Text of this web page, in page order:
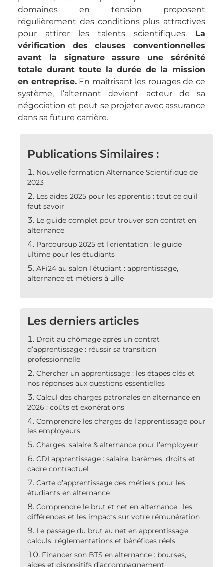
domaines en tension proposent
régulièrement des conditions plus attractives
pour attirer les talents scientifiques. La
vérification des clauses conventionnelles
avant la signature assure une sérénité
totale durant toute la durée de la mission
en entreprise.En maîtrisant les rouages de ce
système, l’alternant devient acteur de sa
négociation et peut se projeter avec assurance
dans sa future carrière.
Publications Similaires :
Nouvelle formation Alternance Scientifique de
2023
Les aides 2025 pour les apprentis : tout ce qu’il
faut savoir
Le guide complet pour trouver son contrat en
alternance
Parcoursup 2025 et l’orientation : le guide
ultime pour les étudiants
AFi24 au salon l’étudiant : apprentissage,
alternance et métiers à Lille
Les derniers articles
Droit au chômage après un contrat
d’apprentissage : réussir sa transition
professionnelle
Chercher un apprentissage : les étapes clés et
nos réponses aux questions essentielles
Calcul des charges patronales en alternance en
2026 : coûts et exonérations
Comprendre les charges de l’apprentissage pour
les employeurs
Charges, salaire & alternance pour l’employeur
CDI apprentissage : salaire, barèmes, droits et
cadre contractuel
Carte d’apprentissage des métiers pour les
étudiants en alternance
Comprendre le brut et net en alternance : les
différences et les impacts sur votre rémunération
Le passage du brut au net en apprentissage :
calculs, réglementations et bénéfices réels
Financer son BTS en alternance : bourses,
aides et dispositifs d’accompagnement